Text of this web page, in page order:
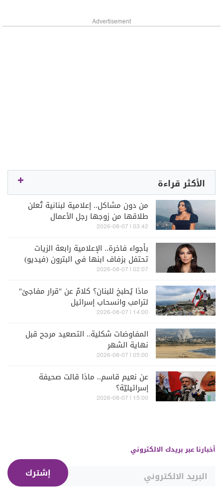
Advertisement
الأكثر قراءة
من دون مشاكل.. إعلامية لبنانية تُعلن
طلاقها من زوجها رجل الأعمال
03:42 | 2026-08-07
بأجواء فاخرة.. الإعلامية رابعة الزيات
تحتفل بزفاف ابنها في البترون (فيديو)
02:07 | 2026-08-07
ماذا يُطبخ للبنان؟ كلامٌ عن "قرار مفاجئ"
لترامب وانسحاب إسرائيل
14:00 | 2026-08-07
المفاوضات شكلية.. التصعيد مرجح قبل
نهاية الشهر
05:00 | 2026-08-07
عن نعيم قاسم.. ماذا قالت صحيفة
إسرائيليّة؟
15:00 | 2026-08-07
أخبارنا عبر بريدك الالكتروني
إشترك